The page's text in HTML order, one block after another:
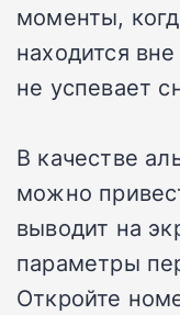
моменты,
находится
не успевает
В качестве
можно
выводит на
параметры
Откройте